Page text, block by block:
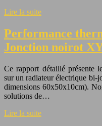
Lire la suite
Performance
Jonction noirot
Ce rapport détaillé présente
sur un radiateur électrique
dimensions 60x50x10cm).
solutions de…
Lire la suite